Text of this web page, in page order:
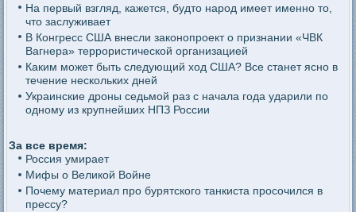
На первый взгляд, кажется, будто народ имеет именно то,
что заслуживает
В Конгресс США внесли законопроект о признании «ЧВК
Вагнера» террористической организацией
Каким может быть следующий ход США? Все станет ясно в
течение нескольких дней
Украинские дроны седьмой раз с начала года ударили по
одному из крупнейших НПЗ России
За все время:
Россия умирает
Мифы о Великой Войне
Почему материал про бурятского танкиста просочился в
прессу?